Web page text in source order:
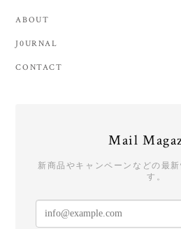
ABOUT
J0URNAL
CONTACT
Mail
新商品やキャンペーンなどの最
す。